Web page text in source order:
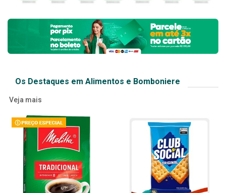
Os Destaques em Alimentos e Bomboniere
Veja mais